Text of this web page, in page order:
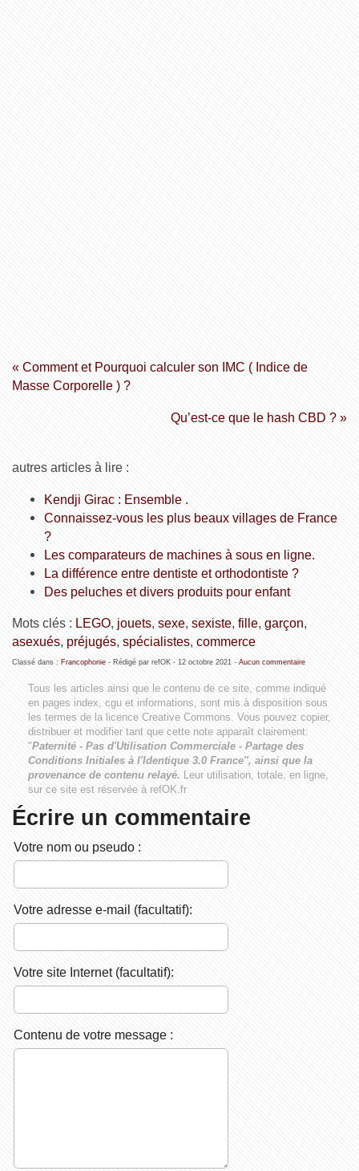
« Comment et Pourquoi calculer son IMC ( Indice de
Masse Corporelle ) ?
Qu’est-ce que le hash CBD ? »
autres articles à lire :
Kendji Girac : Ensemble .
Connaissez-vous les plus beaux villages de France
?
Les comparateurs de machines à sous en ligne.
La différence entre dentiste et orthodontiste ?
Des peluches et divers produits pour enfant
Mots clés : LEGO, jouets, sexe, sexiste, fille, garçon,
asexués, préjugés, spécialistes, commerce
Classé dans : Francophonie- Rédigé par refOK - 12 octobre 2021- Aucun commentaire
Tous les articles ainsi que le contenu de ce site, comme indiqué
en pages index, cgu et informations, sont mis à disposition sous
les termes de la licence Creative Commons. Vous pouvez copier,
distribuer et modifier tant que cette note apparaît clairement:
"Paternité - Pas d'Utilisation Commerciale - Partage des
Conditions Initiales à l'Identique 3.0 France", ainsi que la
provenance de contenu relayé. Leur utilisation, totale, en ligne,
sur ce site est réservée à refOK.fr
Écrire un commentaire
Votre nom ou pseudo :
Votre adresse e-mail (facultatif):
Votre site Internet (facultatif):
Contenu de votre message :